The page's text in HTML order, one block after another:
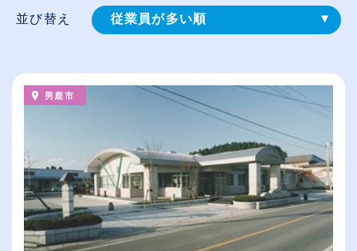
並び替え 従業員が多い順
給与が高い順
（⾼卒の給与を基準）
休日数が多い順
男鹿市